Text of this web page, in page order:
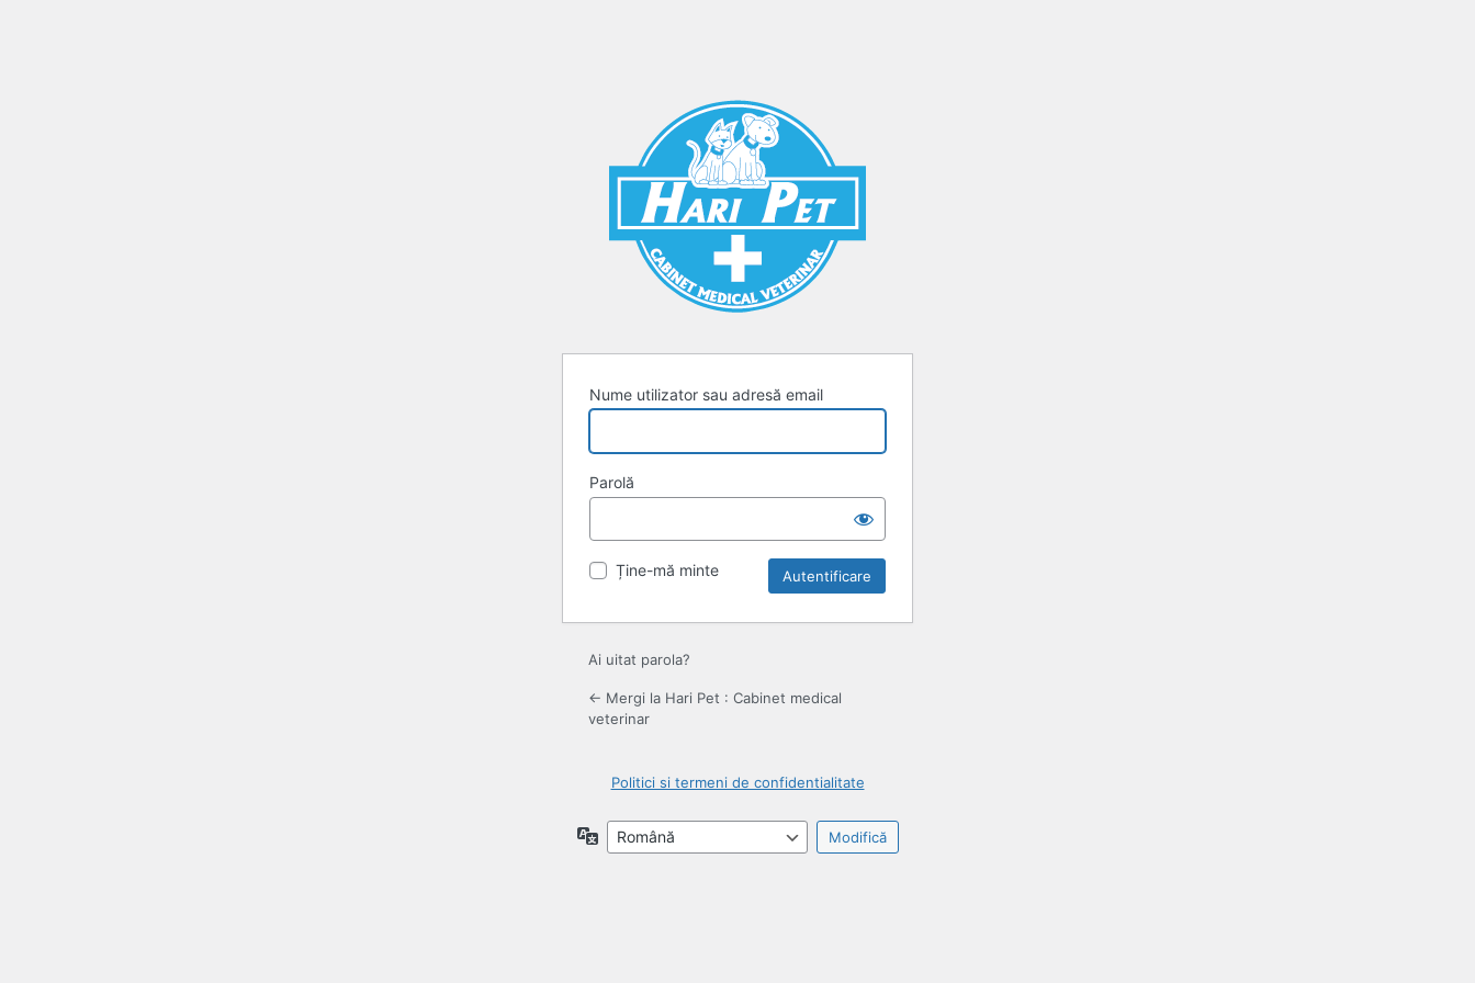
Nume utilizator sau adresă email
Parolă
Ține-mă minte
Ai uitat parola?
← Mergi la Hari Pet : Cabinet medical
veterinar
Politici si termeni de confidentialitate
Limbă